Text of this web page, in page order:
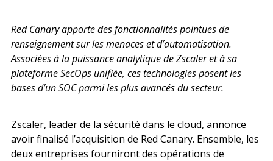
Red Canary apporte des fonctionnalités pointues de
renseignement sur les menaces et d’automatisation.
Associées à la puissance analytique de Zscaler et à sa
plateforme SecOps unifiée, ces technologies posent les
bases d’un SOC parmi les plus avancés du secteur.
Zscaler, leader de la sécurité dans le cloud, annonce
avoir finalisé l’acquisition de Red Canary. Ensemble, les
deux entreprises fourniront des opérations de